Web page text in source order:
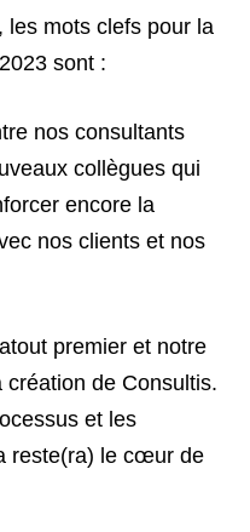
les mots clefs pour la
sont :
nos consultants
collègues qui
encore la
nos clients et nos
premier et notre
de Consultis.
et les
reste(ra) le cœur de